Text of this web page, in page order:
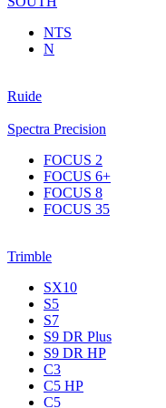
NTS
N
Ruide
Spectra Precision
FOCUS 2
FOCUS 6+
FOCUS 8
FOCUS 35
Trimble
SX10
S5
S7
S9 DR Plus
S9 DR HP
C3
С5 НР
C5